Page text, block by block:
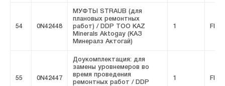
54 0N42448
МУФТЫ STRAUB (для
плановых ремонтных
работ) / DDP ТОО KAZ
Minerals Aktogay (КАЗ
Минералз Актогай)
1 FIVE
55 0N42447
Доукомплектация: для
замены уровнемеров во
время проведения
ремонтных работ / DDP
1 FIVE